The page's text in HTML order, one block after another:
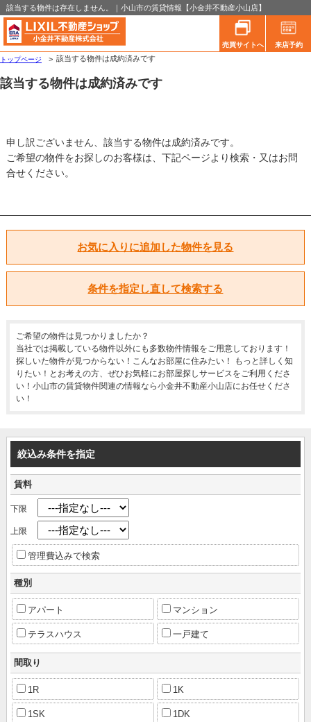
該当する物件は存在しません。｜小山市の賃貸情報【小金井不動産小山店】
売買サイトへ
来店予約
トップページ
該当する物件は成約済みです
該当する物件は成約済みです
申し訳ございません、該当する物件は成約済みです。
ご希望の物件をお探しのお客様は、下記ページより検索・又はお問
合せください。
お気に入りに追加した物件を見る
条件を指定し直して検索する
ご希望の物件は見つかりましたか？
当社では掲載している物件以外にも多数物件情報をご用意しております！
探しいた物件が見つからない！こんなお部屋に住みたい！ もっと詳しく知
りたい！とお考えの方、ぜひお気軽にお部屋探しサービスをご利用くださ
い！小山市の賃貸物件関連の情報なら小金井不動産小山店にお任せくださ
い！
絞込み条件を指定
賃料
下限
上限
管理費込みで検索
種別
アパート マンション
テラスハウス 一戸建て
間取り
1R 1K
1SK 1DK